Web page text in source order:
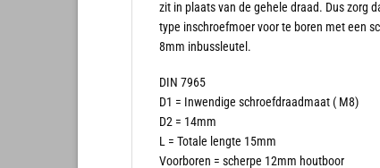
zit in plaats van de gehele draad. Dus zorg
type inschroefmoer voor te boren met een
8mm inbussleutel.
DIN 7965
D1 = Inwendige schroefdraadmaat ( M8)
D2 = 14mm
L = Totale lengte 15mm
Voorboren = scherpe 12mm houtboor